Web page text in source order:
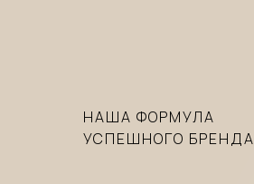
НАША ФОРМУЛА
УСПЕШНОГО БРЕНДА